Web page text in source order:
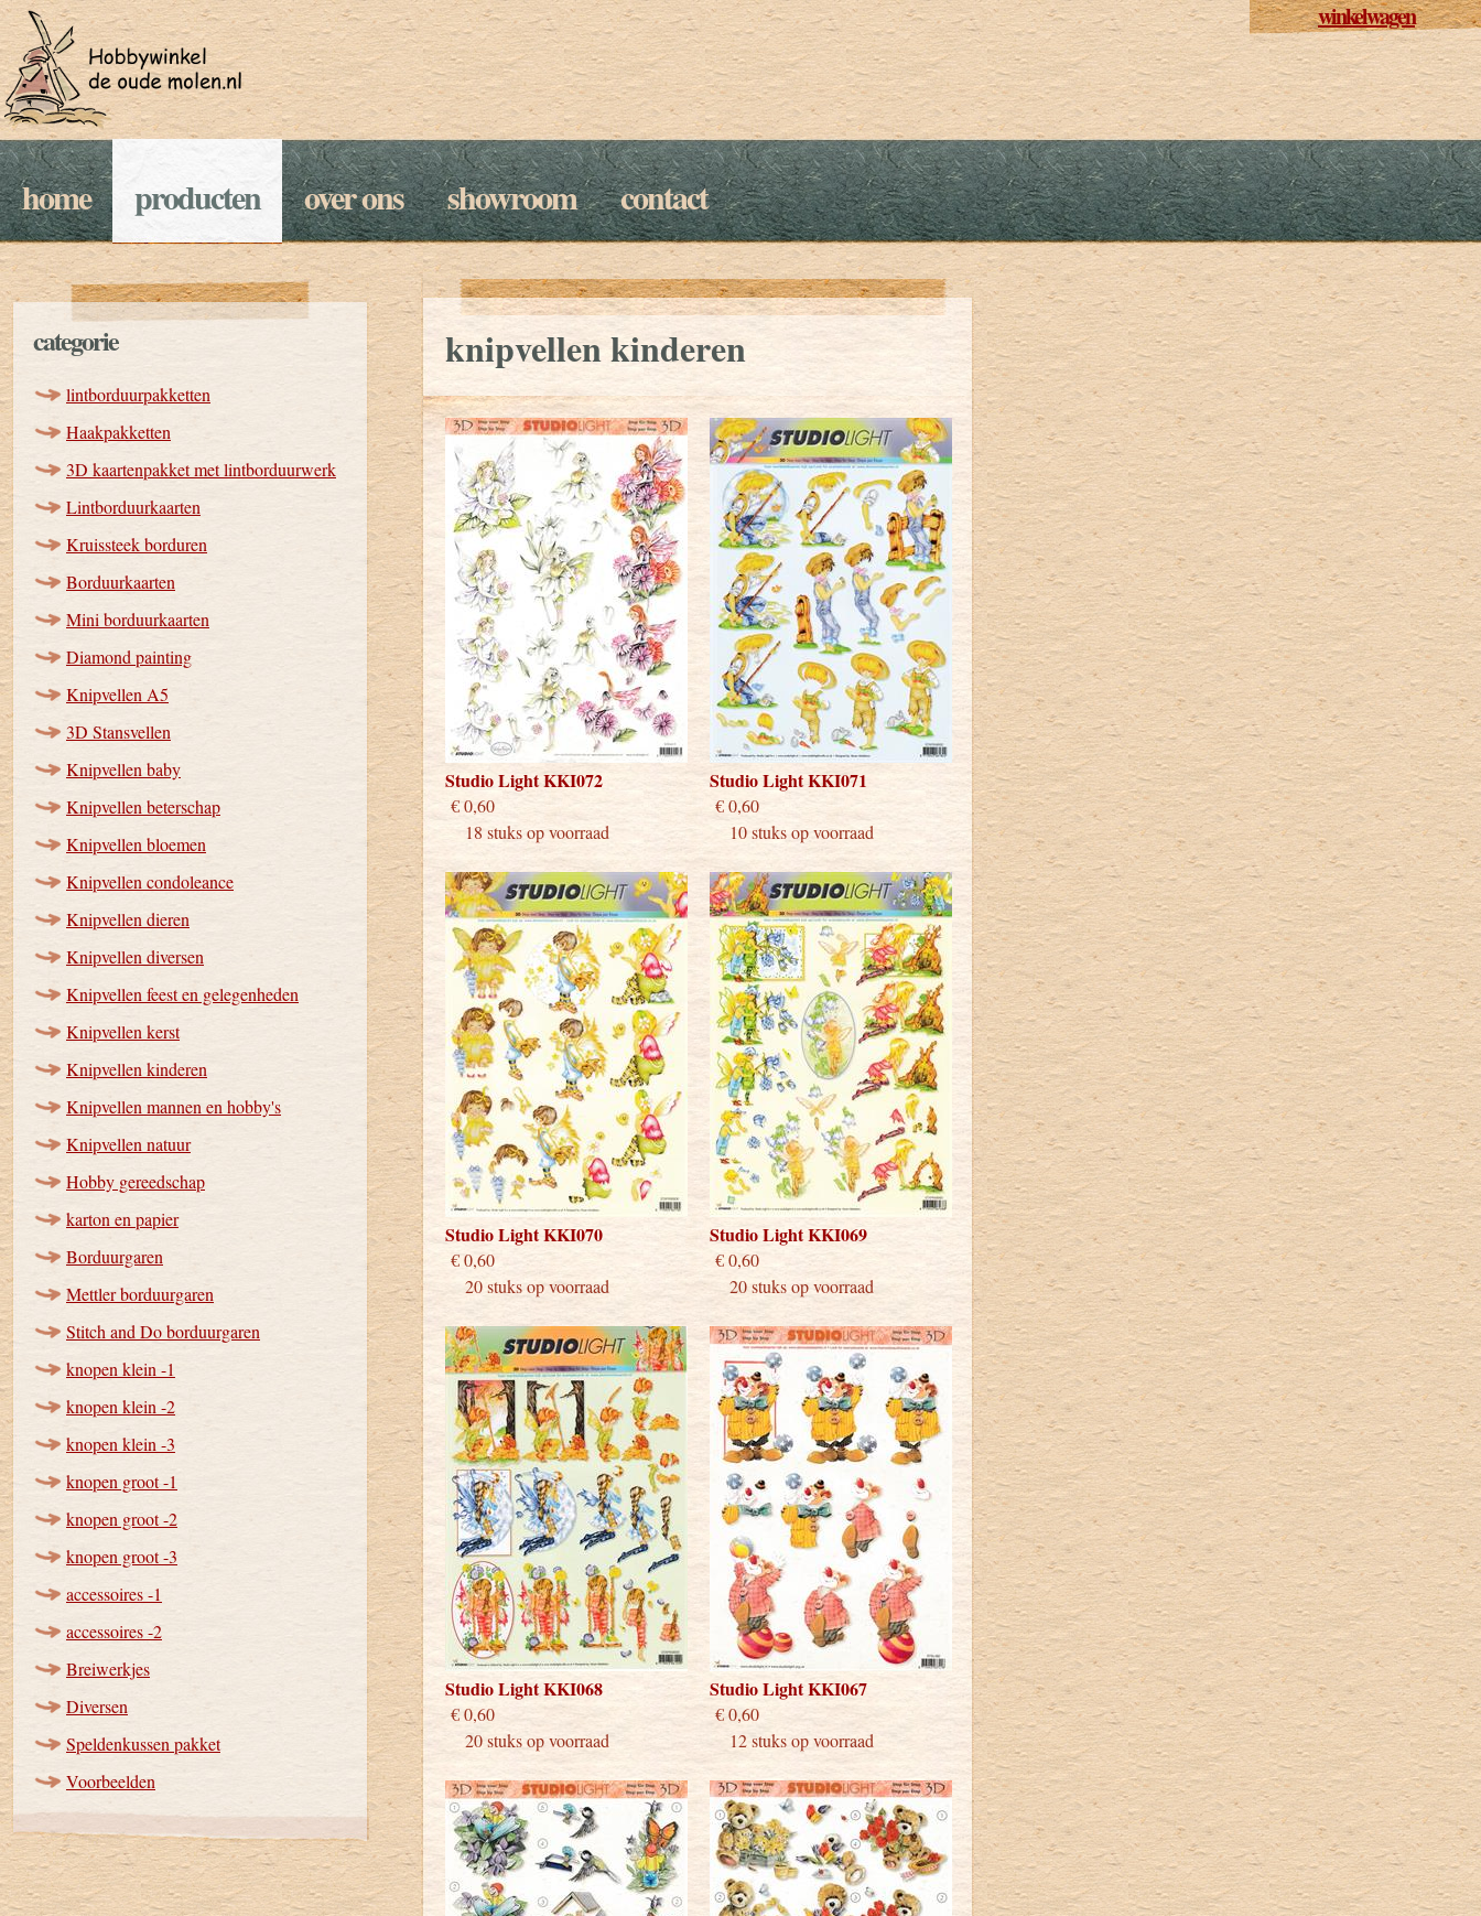
winkelwagen
home producten over ons showroom contact
categorie
lintborduurpakketten
Haakpakketten
3D kaartenpakket met lintborduurwerk
Lintborduurkaarten
Kruissteek borduren
Borduurkaarten
Mini borduurkaarten
Diamond painting
Knipvellen A5
3D Stansvellen
Knipvellen baby
Knipvellen beterschap
Knipvellen bloemen
Knipvellen condoleance
Knipvellen dieren
Knipvellen diversen
Knipvellen feest en gelegenheden
Knipvellen kerst
Knipvellen kinderen
Knipvellen mannen en hobby's
Knipvellen natuur
Hobby gereedschap
karton en papier
Borduurgaren
Mettler borduurgaren
Stitch and Do borduurgaren
knopen klein -1
knopen klein -2
knopen klein -3
knopen groot -1
knopen groot -2
knopen groot -3
accessoires -1
accessoires -2
Breiwerkjes
Diversen
Speldenkussen pakket
Voorbeelden
knipvellen kinderen
Studio Light KKI072
€ 0,60
18 stuks op voorraad
Studio Light KKI071
€ 0,60
10 stuks op voorraad
Studio Light KKI070
€ 0,60
20 stuks op voorraad
Studio Light KKI069
€ 0,60
20 stuks op voorraad
Studio Light KKI068
€ 0,60
20 stuks op voorraad
Studio Light KKI067
€ 0,60
12 stuks op voorraad